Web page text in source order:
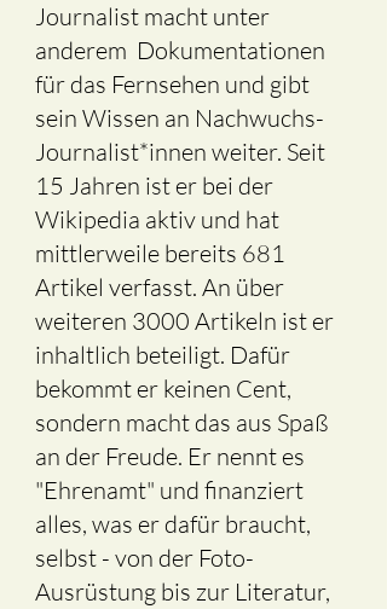
Journalist macht unter
anderem Dokumentationen
für das Fernsehen und gibt
sein Wissen an Nachwuchs-
Journalist*innen weiter. Seit
15 Jahren ist er bei der
Wikipedia aktiv und hat
mittlerweile bereits 681
Artikel verfasst. An über
weiteren 3000 Artikeln ist er
inhaltlich beteiligt. Dafür
bekommt er keinen Cent,
sondern macht das aus Spaß
an der Freude. Er nennt es
"Ehrenamt" und finanziert
alles, was er dafür braucht,
selbst - von der Foto-
Ausrüstung bis zur Literatur,